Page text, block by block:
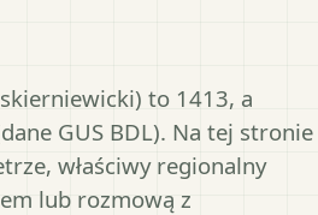
to 1413, a
GUS BDL). Na tej stronie
właściwy regionalny
lub rozmową z